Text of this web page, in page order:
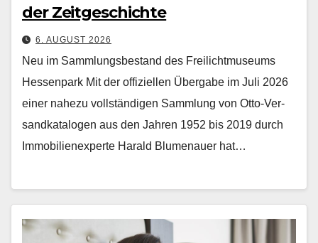
der Zeitgeschichte
6. AUGUST 2026
Neu im Sammlungsbestand des Freilichtmuseums
Hessenpark Mit der offiziellen Über­gabe im Juli 2026
ein­er nahezu voll­ständi­gen Samm­lung von Otto-Ver­
sand­kat­a­lo­gen aus den Jahren 1952 bis 2019 durch
Immo­bilienex­perte Har­ald Blu­me­nauer hat…